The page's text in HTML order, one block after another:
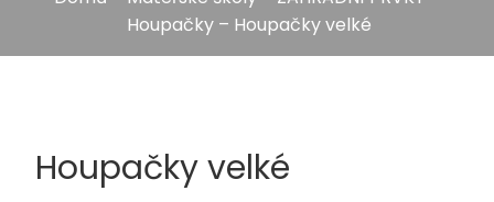
Houpačky – Houpačky velké
Houpačky velké